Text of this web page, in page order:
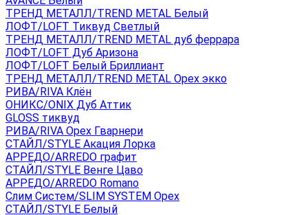
ТРЕНД МЕТАЛЛ/TREND METAL Белый
ЛОФТ/LOFT Тиквуд Светлый
ТРЕНД МЕТАЛЛ/TREND METAL дуб феррара
ЛОФТ/LOFT Дуб Аризона
ЛОФТ/LOFT Белый Бриллиант
ТРЕНД МЕТАЛЛ/TREND METAL Орех экко
РИВА/RIVA Клён
ОНИКС/ONIX Дуб Аттик
GLOSS тиквуд
РИВА/RIVA Орех Гварнери
СТАЙЛ/STYLE Акация Лорка
АРРЕДО/ARREDO графит
СТАЙЛ/STYLE Венге Цаво
АРРЕДО/ARREDO Romano
Слим Систем/SLIM SYSTEM Орех
СТАЙЛ/STYLE Белый